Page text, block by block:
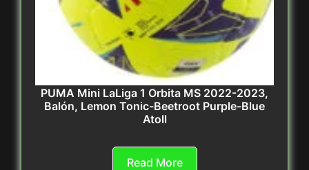
PUMA Mini LaLiga 1 Orbita MS 2022-2023,
Balón, Lemon Tonic-Beetroot Purple-Blue
Atoll
Read More